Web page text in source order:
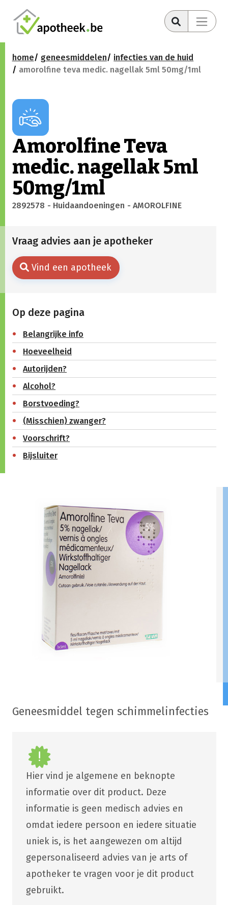
home geneesmiddelen
infecties van de huid
amorolfine teva medic. nagellak 5ml 50mg/1ml
Amorolfine Teva
medic. nagellak 5ml
50mg/1ml
2892578 - Huidaandoeningen - AMOROLFINE
Vraag advies aan je apotheker
Vind een apotheek
Op deze pagina
Belangrijke info
Hoeveelheid
Autorijden?
Alcohol?
Borstvoeding?
(Misschien) zwanger?
Voorschrift?
Bijsluiter
Geneesmiddel tegen schimmelinfecties
Hier vind je algemene en beknopte
informatie over dit product. Deze
informatie is geen medisch advies en
omdat iedere persoon en iedere situatie
uniek is, is het aangewezen om altijd
gepersonaliseerd advies van je arts of
apotheker te vragen voor je dit product
gebruikt.